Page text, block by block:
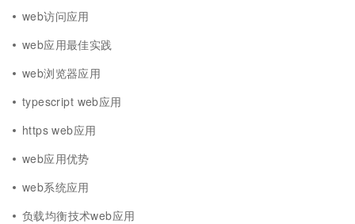
web访问应用
web应用最佳实践
web浏览器应用
typescript web应用
https web应用
web应用优势
web系统应用
负载均衡技术web应用